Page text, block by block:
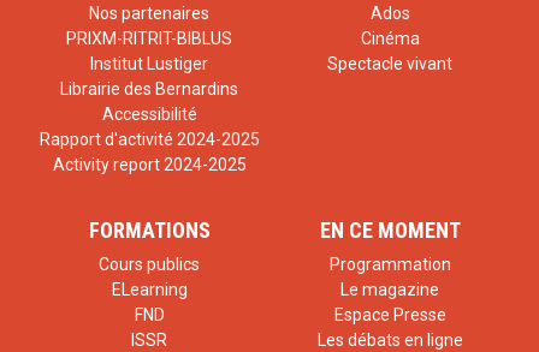
Nos partenaires
PRIXM-RITRIT-BIBLUS
Institut Lustiger
Librairie des Bernardins
Accessibilité
Rapport d'activité 2024-2025
Activity report 2024-2025
Ados
Cinéma
Spectacle vivant
FORMATIONS
Cours publics
ELearning
FND
ISSR
EN CE MOMENT
Programmation
Le magazine
Espace Presse
Les débats en ligne